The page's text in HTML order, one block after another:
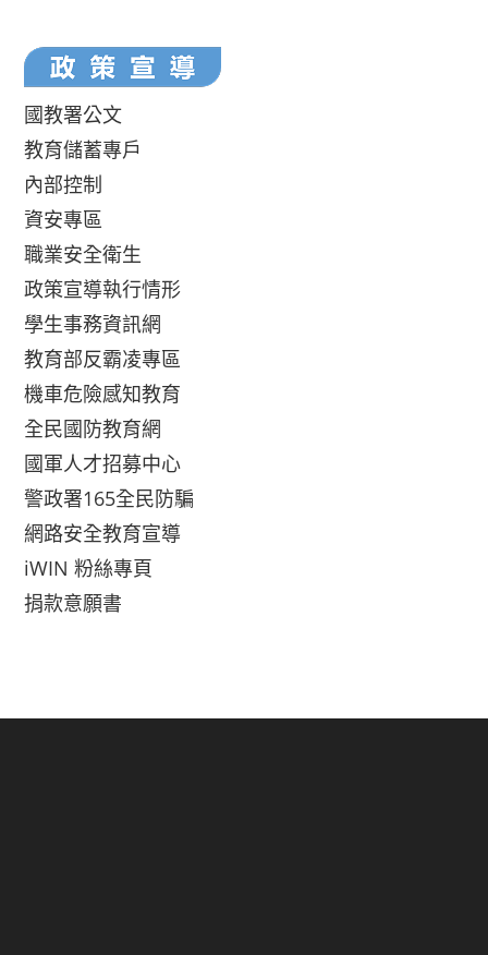
國教署公文
教育儲蓄專戶
內部控制
資安專區
職業安全衛生
政策宣導執行情形
學生事務資訊網
教育部反霸凌專區
機車危險感知教育
全民國防教育網
國軍人才招募中心
警政署165全民防騙
網路安全教育宣導
iWIN 粉絲專頁
捐款意願書